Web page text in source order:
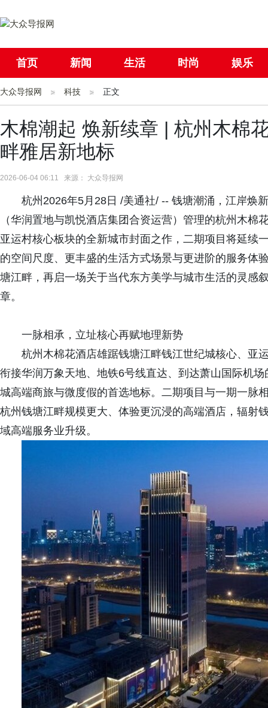
首页 新闻 生活 时尚 娱乐
社会 国际
大众导报网 科技 正文
木棉潮起 焕新续章 | 杭州木棉
畔雅居新地标
2026-06-04 06:11 来源： 大众导报网
杭州2026年5月28日 /美通社/ -- 钱塘潮涌，江岸焕
（华润置地与凯悦酒店集团合资运营）管理的杭州木
亚运村核心板块的全新城市封面之作，二期项目将延续
的空间尺度、更丰盛的生活方式场景与更进阶的服务体
塘江畔，再启一场关于当代东方美学与城市生活的灵感
章。
一脉相承，立址核心再赋地理新势
杭州木棉花酒店雄踞钱塘江畔钱江世纪城核心、亚
衔接华润万象天地、地铁6号线直达、到达萧山国际机
城高端商旅与微度假的首选地标。二期项目与一期一脉
杭州钱塘江畔规模更大、体验更沉浸的高端酒店，辐射
域高端服务业升级。